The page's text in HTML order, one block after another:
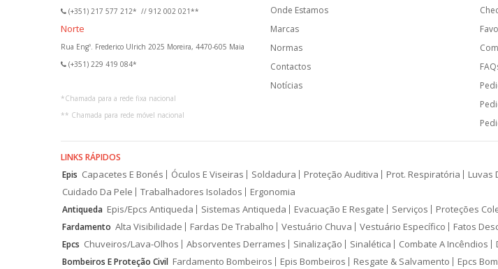
(+351) 217 577 212* // 912 002 021**
Norte
Rua Engº. Frederico Ulrich 2025 Moreira, 4470-605 Maia
(+351) 229 419 084*
*Chamada para a rede fixa nacional
** Chamada para rede móvel nacional
Onde Estamos
Marcas
Normas
Contactos
Notícias
LINKS RÁPIDOS
Epis Capacetes E Bonés Óculos E Viseiras Soldadura Proteção Auditiva Prot. Respiratória Luvas
Cuidado Da Pele
Trabalhadores Isolados Ergonomia
Antiqueda Epis/Epcs Antiqueda Sistemas Antiqueda Evacuação E Resgate Serviços Proteções
Fardamento Alta Visibilidade Fardas De Trabalho Vestuário Chuva Vestuário Específico Fatos
Epcs Chuveiros/Lava-Olhos Absorventes Derrames Sinalização Sinalética Combate A Incêndios
Bombeiros E Proteção Civil Fardamento Bombeiros Epis Bombeiros Resgate & Salvamento Epcs